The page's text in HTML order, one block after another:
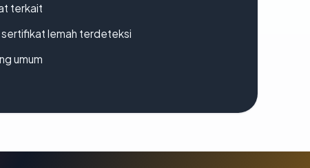
terkait
sertifikat lemah terdeteksi
umum